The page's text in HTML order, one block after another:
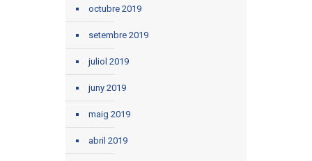
octubre 2019
setembre 2019
juliol 2019
juny 2019
maig 2019
abril 2019